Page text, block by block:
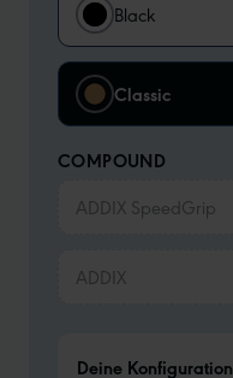
Black
Classic
COMPOUND
ADDIX SpeedGrip
ADDIX
Deine Konfiguration